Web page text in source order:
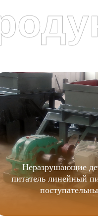
Неразрушающие
питатель линейный